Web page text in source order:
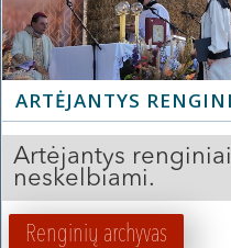
ARTĖJANTYS
Artėjantys
neskelbiami.
Renginių archyvas